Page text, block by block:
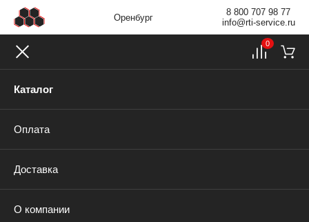
Оренбург
8 800 707 98 77
info@rti-service.ru
Каталог
Оплата
Доставка
О компании
0